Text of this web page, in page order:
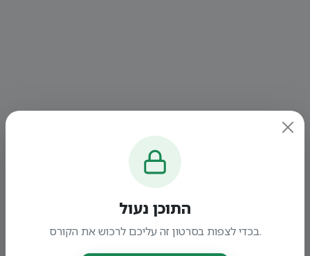
התוכן נעול
בכדי לצפות בסרטון זה עליכם לרכוש את הקורס.